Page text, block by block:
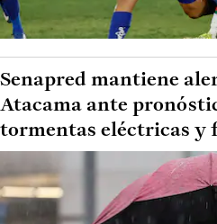
Senapred mantiene
Atacama ante
tormentas eléctricas y